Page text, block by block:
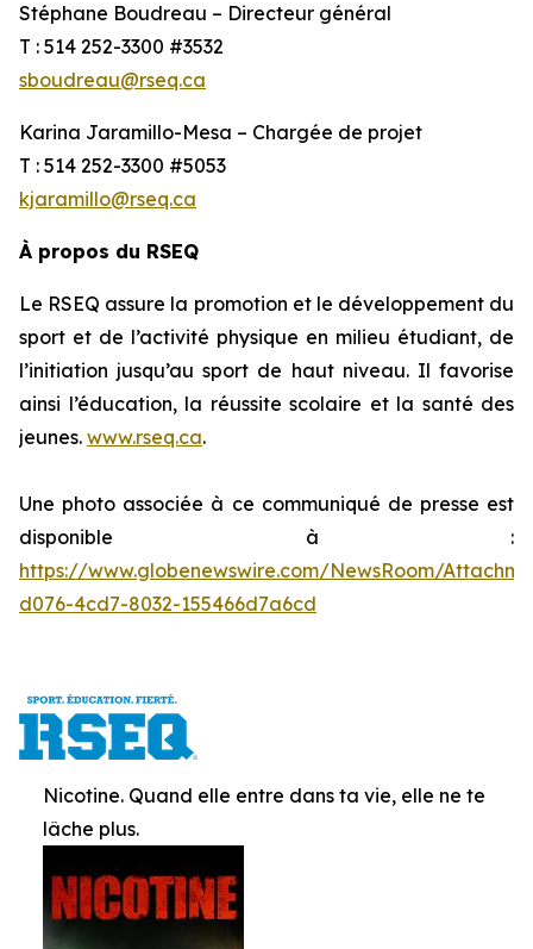
Stéphane Boudreau – Directeur général
T : 514 252-3300 #3532
sboudreau@rseq.ca
Karina Jaramillo-Mesa – Chargée de projet
T : 514 252-3300 #5053
kjaramillo@rseq.ca
À propos du RSEQ
Le RSEQ assure la promotion et le développement du
sport et de l’activité physique en milieu étudiant, de
l’initiation jusqu’au sport de haut niveau. Il favorise
ainsi l’éducation, la réussite scolaire et la santé des
jeunes. www.rseq.ca.
Une photo associée à ce communiqué de presse est
disponible à :
https://www.globenewswire.com/NewsRoom/
d076-4cd7-8032-155466d7a6cd
Nicotine. Quand elle entre dans ta vie, elle ne te
lâche plus.